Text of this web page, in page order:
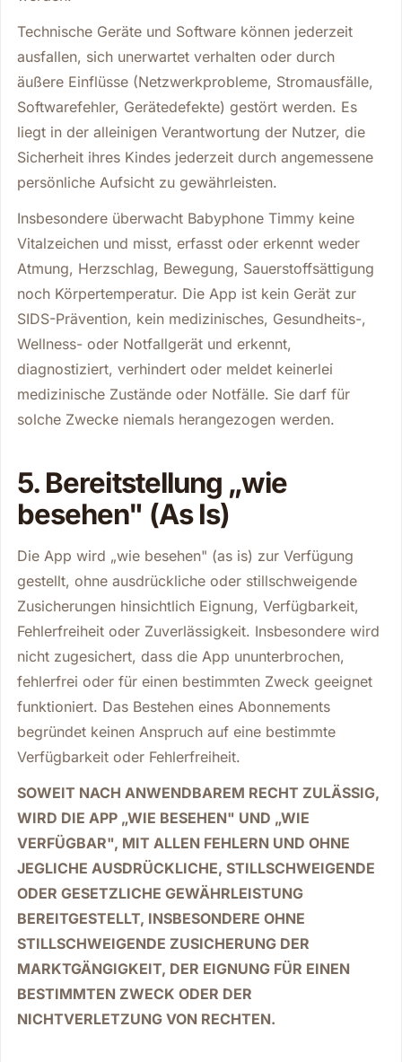
Technische Geräte und Software können jederzeit
ausfallen, sich unerwartet verhalten oder durch
äußere Einflüsse (Netzwerkprobleme, Stromausfälle,
Softwarefehler, Gerätedefekte) gestört werden. Es
liegt in der alleinigen Verantwortung der Nutzer, die
Sicherheit ihres Kindes jederzeit durch angemessene
persönliche Aufsicht zu gewährleisten.
Insbesondere überwacht Babyphone Timmy keine
Vitalzeichen und misst, erfasst oder erkennt weder
Atmung, Herzschlag, Bewegung, Sauerstoffsättigung
noch Körpertemperatur. Die App ist kein Gerät zur
SIDS-Prävention, kein medizinisches, Gesundheits-,
Wellness- oder Notfallgerät und erkennt,
diagnostiziert, verhindert oder meldet keinerlei
medizinische Zustände oder Notfälle. Sie darf für
solche Zwecke niemals herangezogen werden.
5. Bereitstellung „wie
besehen" (As Is)
Die App wird „wie besehen" (as is) zur Verfügung
gestellt, ohne ausdrückliche oder stillschweigende
Zusicherungen hinsichtlich Eignung, Verfügbarkeit,
Fehlerfreiheit oder Zuverlässigkeit. Insbesondere wird
nicht zugesichert, dass die App ununterbrochen,
fehlerfrei oder für einen bestimmten Zweck geeignet
funktioniert. Das Bestehen eines Abonnements
begründet keinen Anspruch auf eine bestimmte
Verfügbarkeit oder Fehlerfreiheit.
SOWEIT NACH ANWENDBAREM RECHT ZULÄSSIG,
WIRD DIE APP „WIE BESEHEN" UND „WIE
VERFÜGBAR", MIT ALLEN FEHLERN UND OHNE
JEGLICHE AUSDRÜCKLICHE, STILLSCHWEIGENDE
ODER GESETZLICHE GEWÄHRLEISTUNG
BEREITGESTELLT, INSBESONDERE OHNE
STILLSCHWEIGENDE ZUSICHERUNG DER
MARKTGÄNGIGKEIT, DER EIGNUNG FÜR EINEN
BESTIMMTEN ZWECK ODER DER
NICHTVERLETZUNG VON RECHTEN.